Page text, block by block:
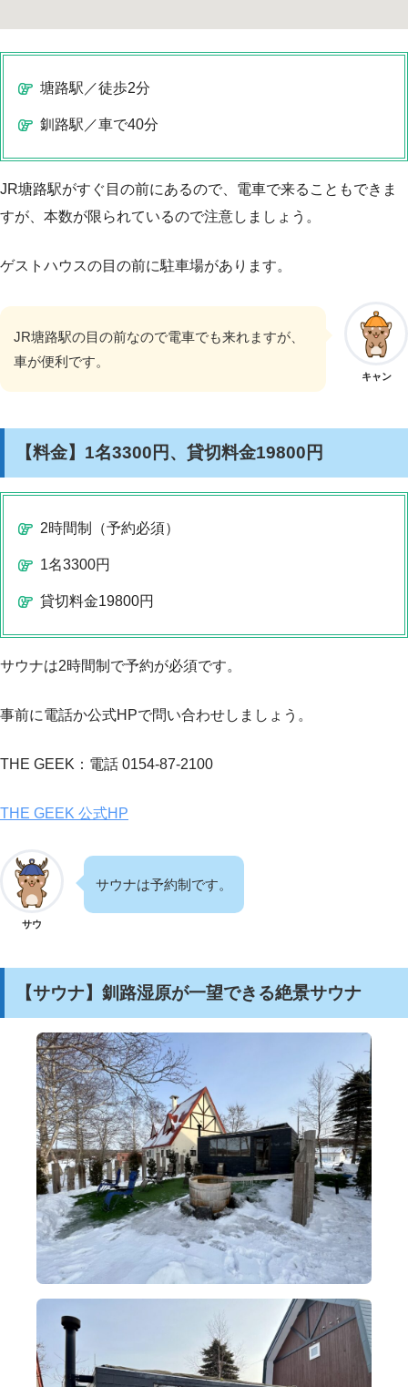
塘路駅／徒歩2分
釧路駅／車で40分
JR塘路駅がすぐ目の前にあるので、電車で来ることもできま
すが、本数が限られているので注意しましょう。
ゲストハウスの目の前に駐車場があります。
キャン
JR塘路駅の目の前なので電車でも来れますが、
車が便利です。
【料金】1名3300円、貸切料金19800円
2時間制（予約必須）
1名3300円
貸切料金19800円
サウナは2時間制で予約が必須です。
事前に電話か公式HPで問い合わせしましょう。
THE GEEK：電話 0154-87-2100
THE GEEK 公式HP
サウ
サウナは予約制です。
【サウナ】釧路湿原が一望できる絶景サウナ